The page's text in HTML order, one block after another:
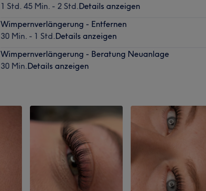
1 Std. 45 Min. - 2 Std.Details anzeigen
Wimpernverlängerung - Entfernen
30 Min. - 1 Std.Details anzeigen
Wimpernverlängerung - Beratung Neuanlage
30 Min.Details anzeigen